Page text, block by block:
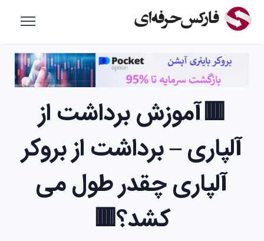
🟥آموزش برداشت از
آلپاری – برداشت از بروکر
آلپاری چقدر طول می
کشد؟🟥